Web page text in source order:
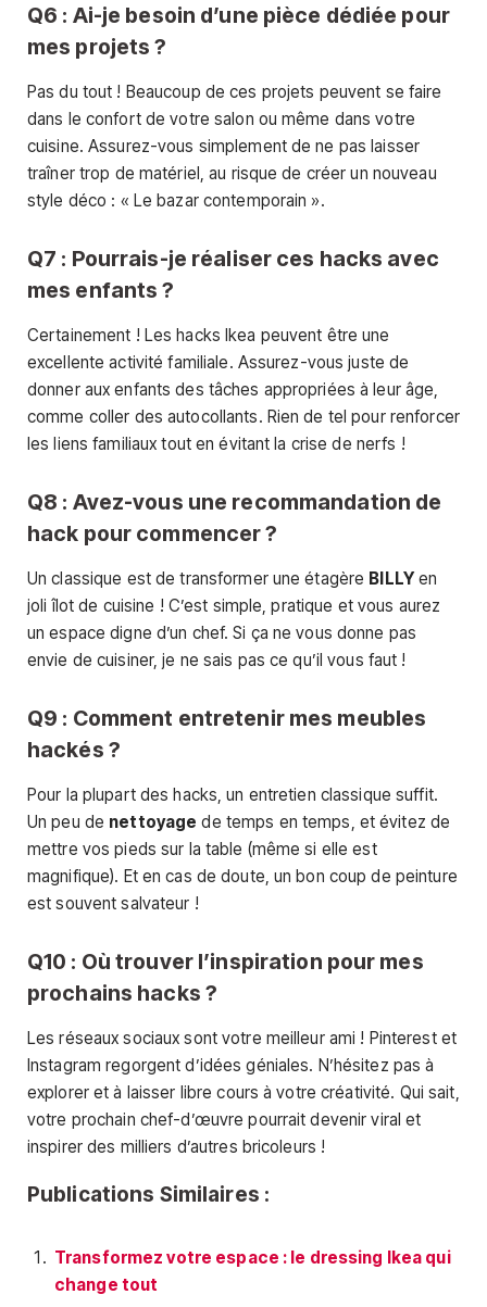
Q6 : Ai-je besoin d’une pièce dédiée pour
mes projets ?
Pas du tout ! Beaucoup de ces projets peuvent se faire
dans le confort de votre salon ou même dans votre
cuisine. Assurez-vous simplement de ne pas laisser
traîner trop de matériel, au risque de créer un nouveau
style déco : « Le bazar contemporain ».
Q7 : Pourrais-je réaliser ces hacks avec
mes enfants ?
Certainement ! Les hacks Ikea peuvent être une
excellente activité familiale. Assurez-vous juste de
donner aux enfants des tâches appropriées à leur âge,
comme coller des autocollants. Rien de tel pour renforcer
les liens familiaux tout en évitant la crise de nerfs !
Q8 : Avez-vous une recommandation de
hack pour commencer ?
Un classique est de transformer une étagère BILLYen
joli îlot de cuisine ! C’est simple, pratique et vous aurez
un espace digne d’un chef. Si ça ne vous donne pas
envie de cuisiner, je ne sais pas ce qu’il vous faut !
Q9 : Comment entretenir mes meubles
hackés ?
Pour la plupart des hacks, un entretien classique suffit.
Un peu de nettoyage de temps en temps, et évitez de
mettre vos pieds sur la table (même si elle est
magnifique). Et en cas de doute, un bon coup de peinture
est souvent salvateur !
Q10 : Où trouver l’inspiration pour mes
prochains hacks ?
Les réseaux sociaux sont votre meilleur ami ! Pinterest et
Instagram regorgent d’idées géniales. N’hésitez pas à
explorer et à laisser libre cours à votre créativité. Qui sait,
votre prochain chef-d’œuvre pourrait devenir viral et
inspirer des milliers d’autres bricoleurs !
Publications Similaires :
Transformez votre espace : le dressing Ikea qui
change tout